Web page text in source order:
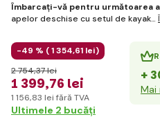
Îmbarcați-vă pentru următoarea
apelor deschise cu setul de kayak…
-49 % (1 354,61 lei)
1 399,76 lei
2 754,37 lei
1 156,83 lei fără TVA
+
Mai
Ultimele 2 bucăți